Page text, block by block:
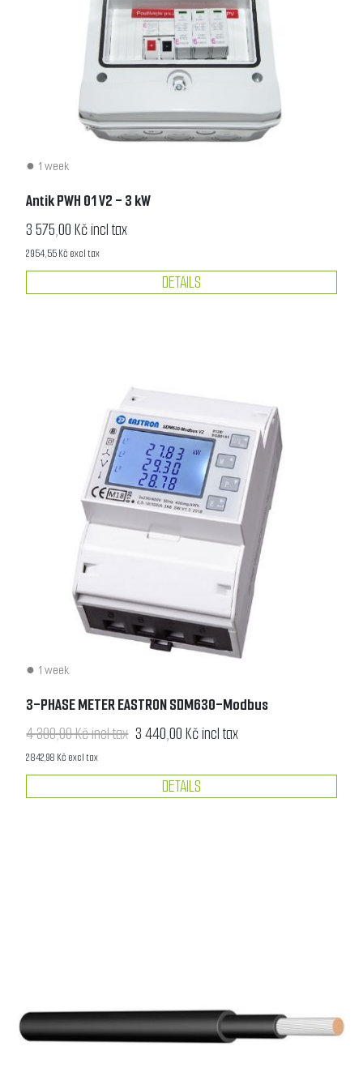
1 week
Antik PWH 01 V2 - 3 kW
3 575,00 Kč incl tax
2 954,55 Kč excl tax
DETAILS
1 week
3-PHASE METER EASTRON SDM630-Modbus
4 300,00 Kč incl tax 3 440,00 Kč incl tax
2 842,98 Kč excl tax
DETAILS